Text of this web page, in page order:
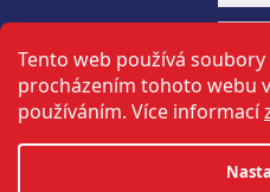
Tento web používá
procházením tohoto webu
používáním. Více informací